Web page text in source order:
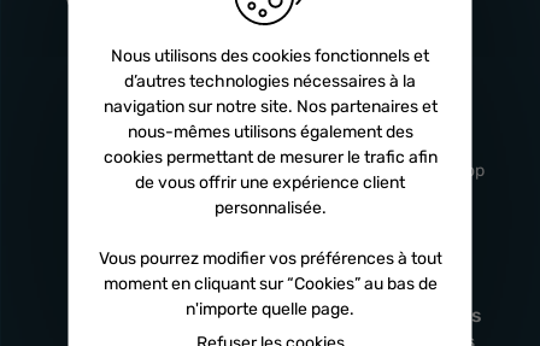
Livraison
rapide
Sous 24h à 48h
Service client
professionnel
De 8h à 17h Non-stop
Satisfait
remboursé
Paiement en
x3 fois
Sécurisé, sans frais
Nous utilisons des cookies fonctionnels et
d’autres technologies nécessaires à la
navigation sur notre site. Nos partenaires et
nous-mêmes utilisons également des
cookies permettant de mesurer le trafic afin
de vous offrir une expérience client
personnalisée.
Vous pourrez modifier vos préférences à tout
moment en cliquant sur “Cookies” au bas de
n'importe quelle page.